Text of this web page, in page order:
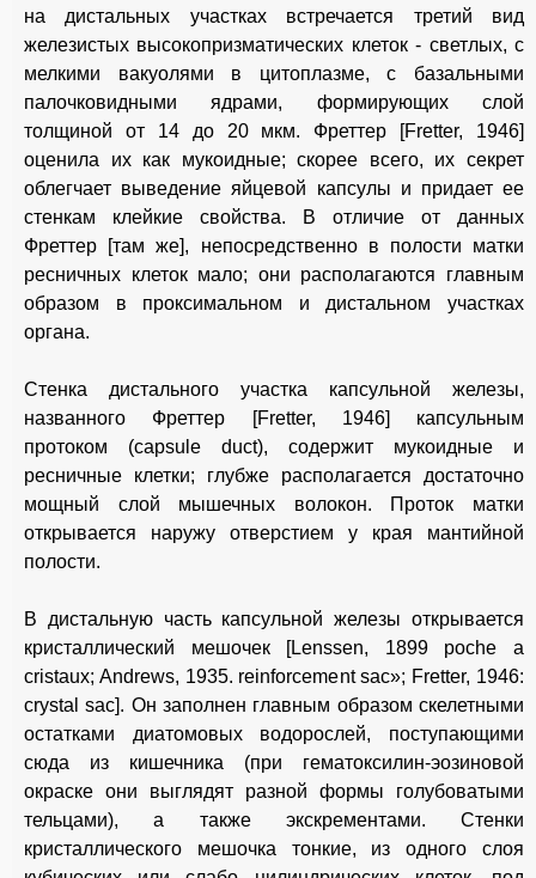
на дистальных участках встречается третий вид
железистых высокопризматических клеток - светлых, с
мелкими вакуолями в цитоплазме, с базальными
палочковидными ядрами, формирующих слой
толщиной от 14 до 20 мкм. Фреттер [Fretter, 1946]
оценила их как мукоидные; скорее всего, их секрет
облегчает выведение яйцевой капсулы и придает ее
стенкам клейкие свойства. В отличие от данных
Фреттер [там же], непосредственно в полости матки
ресничных клеток мало; они располагаются главным
образом в проксимальном и дистальном участках
органа.
Стенка дистального участка капсульной железы,
названного Фреттер [Fretter, 1946] капсульным
протоком (capsule duct), содержит мукоидные и
ресничные клетки; глубже располагается достаточно
мощный слой мышечных волокон. Проток матки
открывается наружу отверстием у края мантийной
полости.
В дистальную часть капсульной железы открывается
кристаллический мешочек [Lenssen, 1899 poche a
cristaux; Andrews, 1935. reinforcement sac»; Fretter, 1946:
crystal sac]. Он заполнен главным образом скелетными
остатками диатомовых водорослей, поступающими
сюда из кишечника (при гематоксилин-эозиновой
окраске они выглядят разной формы голубоватыми
тельцами), а также экскрементами. Стенки
кристаллического мешочка тонкие, из одного слоя